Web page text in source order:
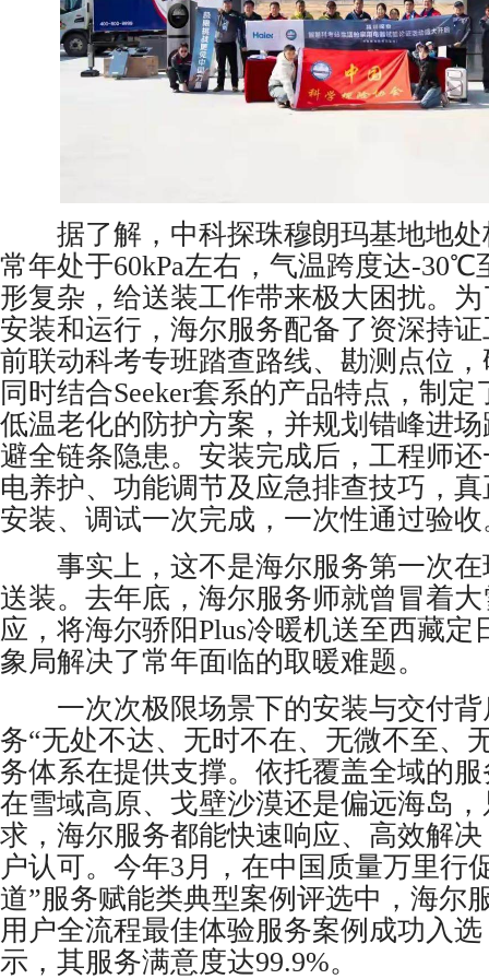
据了解，中科探珠穆朗玛基地地处
常年处于60kPa左右，气温跨度达-
形复杂，给送装工作带来极大困扰。
安装和运行，海尔服务配备了资深持
前联动科考专班踏查路线、勘测点位
同时结合Seeker套系的产品特点，制
低温老化的防护方案，并规划错峰进
避全链条隐患。安装完成后，工程师
电养护、功能调节及应急排查技巧，
安装、调试一次完成，一次性通过验收
事实上，这不是海尔服务第一次在
送装。去年底，海尔服务师就曾冒着
应，将海尔骄阳Plus冷暖机送至西藏定
象局解决了常年面临的取暖难题。
一次次极限场景下的安装与交付背
务“无处不达、无时不在、无微不至、
务体系在提供支撑。依托覆盖全域的
在雪域高原、戈壁沙漠还是偏远海岛
求，海尔服务都能快速响应、高效解
户认可。今年3月，在中国质量万里行
道”服务赋能类典型案例评选中，海尔
用户全流程最佳体验服务案例成功入
示，其服务满意度达99.9%。